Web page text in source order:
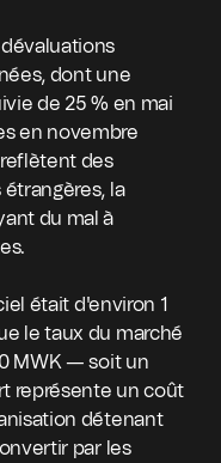
dont une
de 25 % en mai
en novembre
des
la
du mal à
était d'environ 1
le taux du marché
MWK — soit un
représente un coût
détenant
par les